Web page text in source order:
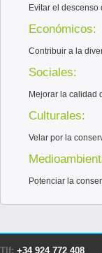
Evitar el
Económicos:
Contribuir a la
Sociales:
Mejorar la calidad
Culturales:
Velar por la
Potenciar la
Tlf: +34 924 772 408